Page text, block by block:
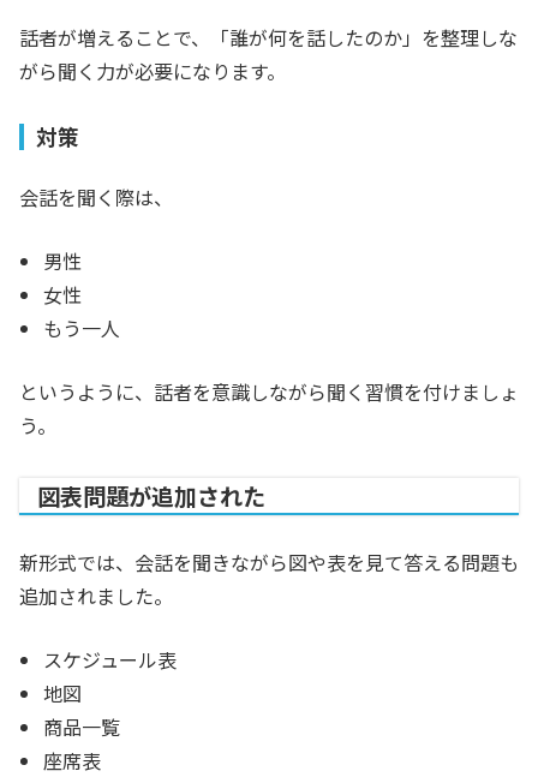
話者が増えることで、「誰が何を話したのか」を整理しな
がら聞く力が必要になります。
対策
会話を聞く際は、
男性
女性
もう一人
というように、話者を意識しながら聞く習慣を付けましょ
う。
図表問題が追加された
新形式では、会話を聞きながら図や表を見て答える問題も
追加されました。
スケジュール表
地図
商品一覧
座席表